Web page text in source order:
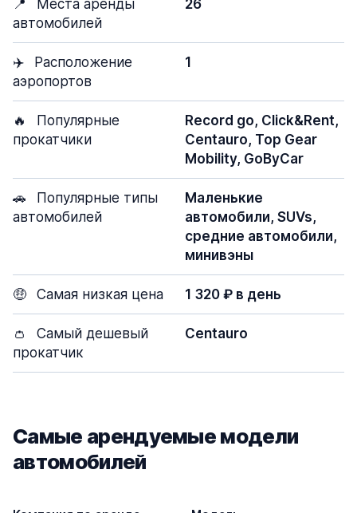
📍
Места аренды
автомобилей
26
✈️
Расположение
аэропортов
1
🔥
Популярные
прокатчики
Record go, Click&Rent,
Centauro, Top Gear
Mobility, GoByCar
🚗
Популярные типы
автомобилей
Маленькие
автомобили, SUVs,
средние автомобили,
минивэны
🤑 Самая низкая цена 1 320 ₽ в день
👛
Самый дешевый
прокатчик
Centauro
Самые арендуемые модели
автомобилей